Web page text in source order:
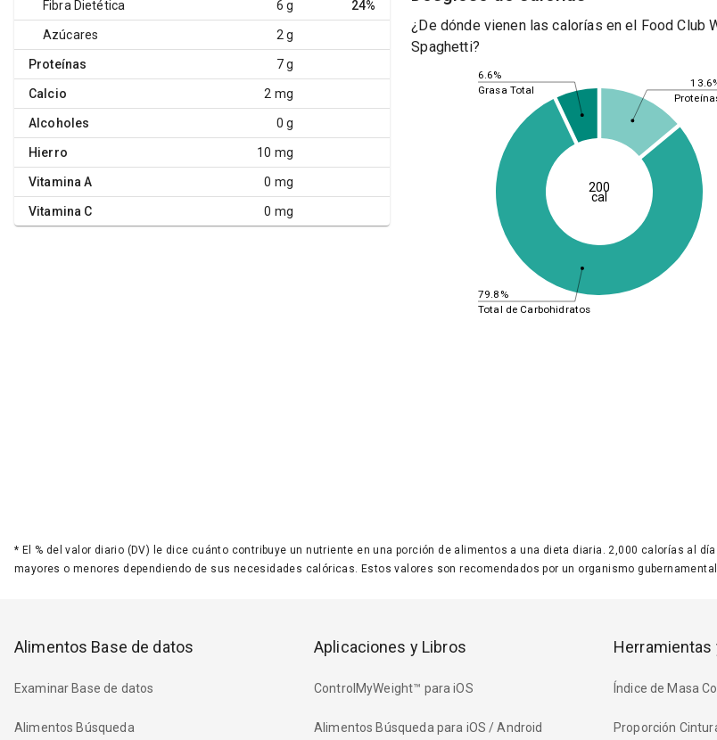
Fibra Dietética 6 g 24%
Azúcares 2 g
Proteínas 7 g
Calcio 2 mg
Alcoholes 0 g
Hierro 10 mg
Vitamina A 0 mg
Vitamina C 0 mg
¿De dónde vienen las calorías en el Food Club
Spaghetti?
79.8%
6.6%
Total de Carbohidratos
Grasa Total
200
cal
* El % del valor diario (DV) le dice cuánto contribuye un nutriente en una porción de alimentos a una dieta diaria. 2,000 calorías al
mayores o menores dependiendo de sus necesidades calóricas. Estos valores son recomendados por un organismo
Alimentos Base de datos
Examinar Base de datos
Alimentos Búsqueda
Aplicaciones y Libros
ControlMyWeight™ para iOS
Alimentos Búsqueda para iOS / Android
Herramientas
Índice de Masa
Proporción